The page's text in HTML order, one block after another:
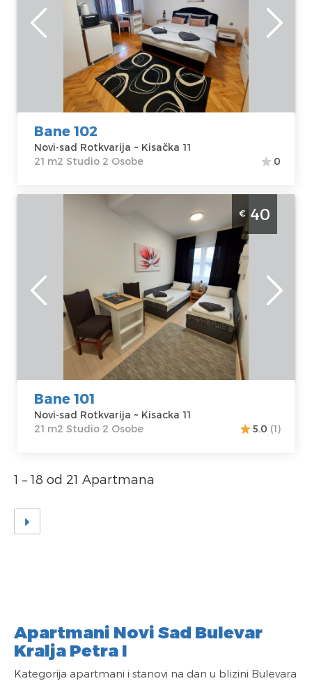
Novi-sad
Lokacija:
Novi-
sad Rotkvarija
Kisačka
40 €
Gosti:2
Kvadratura :21
m2
Struktura :
Studio
Bane 102
Novi-sad Rotkvarija ~ Kisačka 11
21 m2 Studio 2 Osobe
0
Studio Apartman Bane 101 Novi Sad
Rotkvarija. Nalazi se na odlicnoj lokaciji
nedaleko od samog centra grada.
Lokacija:
Novi-
sad Rotkvarija
Adresa:Kisacka
40 €
Gosti:2
Kvadratura :21
m2
Struktura :
Studio
€ 40
Bane 101
Novi-sad Rotkvarija ~ Kisacka 11
21 m2 Studio 2 Osobe
5.0 (1)
1 – 18 od 21 Apartmana
Apartmani Novi Sad Bulevar
Kralja Petra I
Kategorija apartmani i stanovi na dan u blizini Bulevara